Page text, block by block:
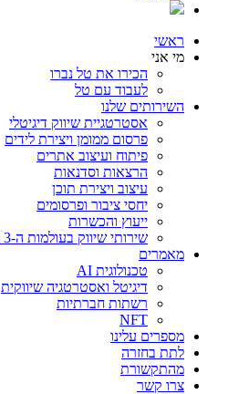
ראשי
מי אני
הכירו את טל נברו
לעבוד עם טל
השירותים שלנו
אסטרטגיית שיווק דיגיטלי
פרסום ממומן ויצירת לידים
פיתוח ועיצוב אתרים
הרצאות וסדנאות
עיצוב ויצירת תוכן
יחסי ציבור ופרסומים
ייעוץ והכשרות
שירותי שיווק בעולמות ה-WEB 3 וה-NFT
מאמרים
טכנולוגית AI
דיגיטל ואסטרטגיה שיווקית
רשתות חברתיות
NFT
מספרים עלינו
לתת בחזרה
מהתקשורת
צרו קשר